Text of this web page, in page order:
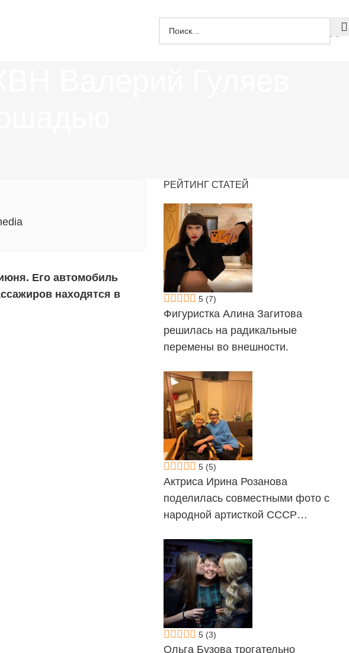
Валерий Гуляев
Его автомобиль
находятся в
РЕЙТИНГ СТАТЕЙ
5 (7)
Фигуристка Алина Загитова
решилась на радикальные
перемены во внешности.
5 (5)
Актриса Ирина Розанова
поделилась совместными фото с
народной артисткой СССР…
5 (3)
Ольга Бузова трогательно